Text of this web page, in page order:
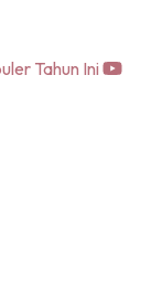
Tahun Ini